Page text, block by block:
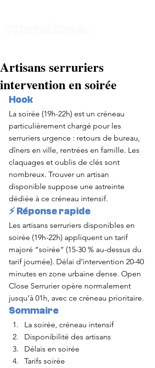
Boutique au 135 rue de Vaugirard 75015 Paris
Artisans serruriers
intervention en soirée
Hook
La soirée (19h-22h) est un créneau
particulièrement chargé pour les
serruriers urgence : retours de bureau,
dîners en ville, rentrées en famille. Les
claquages et oublis de clés sont
nombreux. Trouver un artisan
disponible suppose une astreinte
dédiée à ce créneau intensif.
⚡ Réponse rapide
Les artisans serruriers disponibles en
soirée (19h-22h) appliquent un tarif
majoré “soirée” (15-30 % au-dessus du
tarif journée). Délai d’intervention 20-40
minutes en zone urbaine dense. Open
Close Serrurier opère normalement
jusqu’à 01h, avec ce créneau prioritaire.
Sommaire
La soirée, créneau intensif
Disponibilité des artisans
Délais en soirée
Tarifs soirée